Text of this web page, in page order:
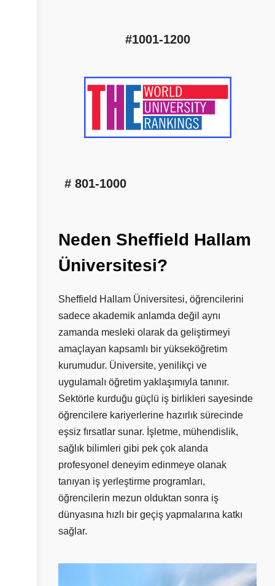
#1001-1200
# 801-1000
Neden Sheffield Hallam
Üniversitesi?
Sheffield Hallam Üniversitesi, öğrencilerini
sadece akademik anlamda değil aynı
zamanda mesleki olarak da geliştirmeyi
amaçlayan kapsamlı bir yükseköğretim
kurumudur. Üniversite, yenilikçi ve
uygulamalı öğretim yaklaşımıyla tanınır.
Sektörle kurduğu güçlü iş birlikleri sayesinde
öğrencilere kariyerlerine hazırlık sürecinde
eşsiz fırsatlar sunar. İşletme, mühendislik,
sağlık bilimleri gibi pek çok alanda
profesyonel deneyim edinmeye olanak
tanıyan iş yerleştirme programları,
öğrencilerin mezun olduktan sonra iş
dünyasına hızlı bir geçiş yapmalarına katkı
sağlar.